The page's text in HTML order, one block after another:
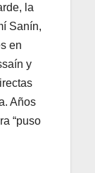
la
Sanín,
en
y
Años
“puso